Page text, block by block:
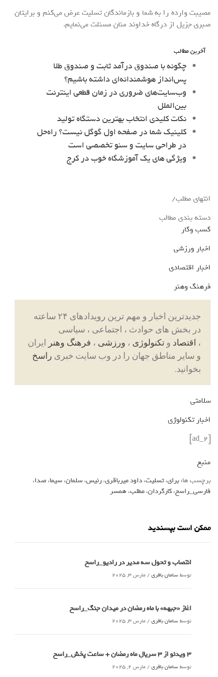
مصیبت وارده را به شما و بازماندگان تسلیت عرض می‌کنم و برایتان
صبری جزیل از درگاه خداوند منان مسئلت می‌نمایم.
آخرین مطالب
چگونه با صندوق درآمد ثابت و صندوق طلا
پس‌انداز هوشمندانه‌ای داشته باشیم؟
وب‌سایت‌های ضروری در زمان قطعی اینترنت
بین‌الملل
نکات کلیدی انتخاب بهترین دستگاه تولید
کلینیک شما در صفحه اول گوگل نیست؟ راه‌حل
در طراحی سایت و سئو تخصصی است
ویژگی های یک آموزشگاه خوب در کرج
انتهای مطلب/
دسته بندی مطالب
کسب وکار
اخبار ورزشی
اخبار اقتصادی
فرهنگ وهنر
جدیدترین اخبار و مهم ترین رویدادهای ۲۴ ساعته
در بخش های حوادث ، اجتماعی ، سیاسی
، اقتصاد و تکنولوژی ، ورزشی ، فرهنگ وهنر ایران
و سایر مناطق جهان را در وب سایت خبری راسخ
بخوانید.
سلامتی
اخبار تکنولوژی
[ad_2]
منبع
برچسب ها:برای،تسلیت،داود میرباقری،رئیس،سلمان،سیما،صدا،
فارسی_راسخ،کارگردان،مطلب، همسر
ممکن است بپسندید
انتصاب و تحول سه مدیر در رادیو_راسخ
توسطسامان باقری / مارس 3, 2025
اغاز «جبهه» با ماه رمضان در میدان جنگ_راسخ
توسطسامان باقری / مارس 3, 2025
3 ویدئو از 3 سریال ماه رمضان + ساعت پخش_راسخ
توسطسامان باقری / مارس 2, 2025